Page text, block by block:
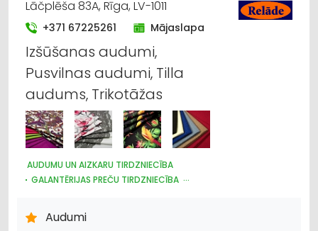
Lāčplēša 83A, Rīga, LV-1011
+371 67225261 Mājaslapa
Izšūšanas audumi,
Pusvilnas audumi, Tilla
audums, Trikotāžas
AUDUMU UN AIZKARU TIRDZNIECĪBA
GALANTĒRIJAS PREČU TIRDZNIECĪBA
ŠŪŠANAS PIEDERUMI, APĢĒRBU FURNITŪRA
ŽALŪZIJAS, AIZKARU STIEŅI
Audumi